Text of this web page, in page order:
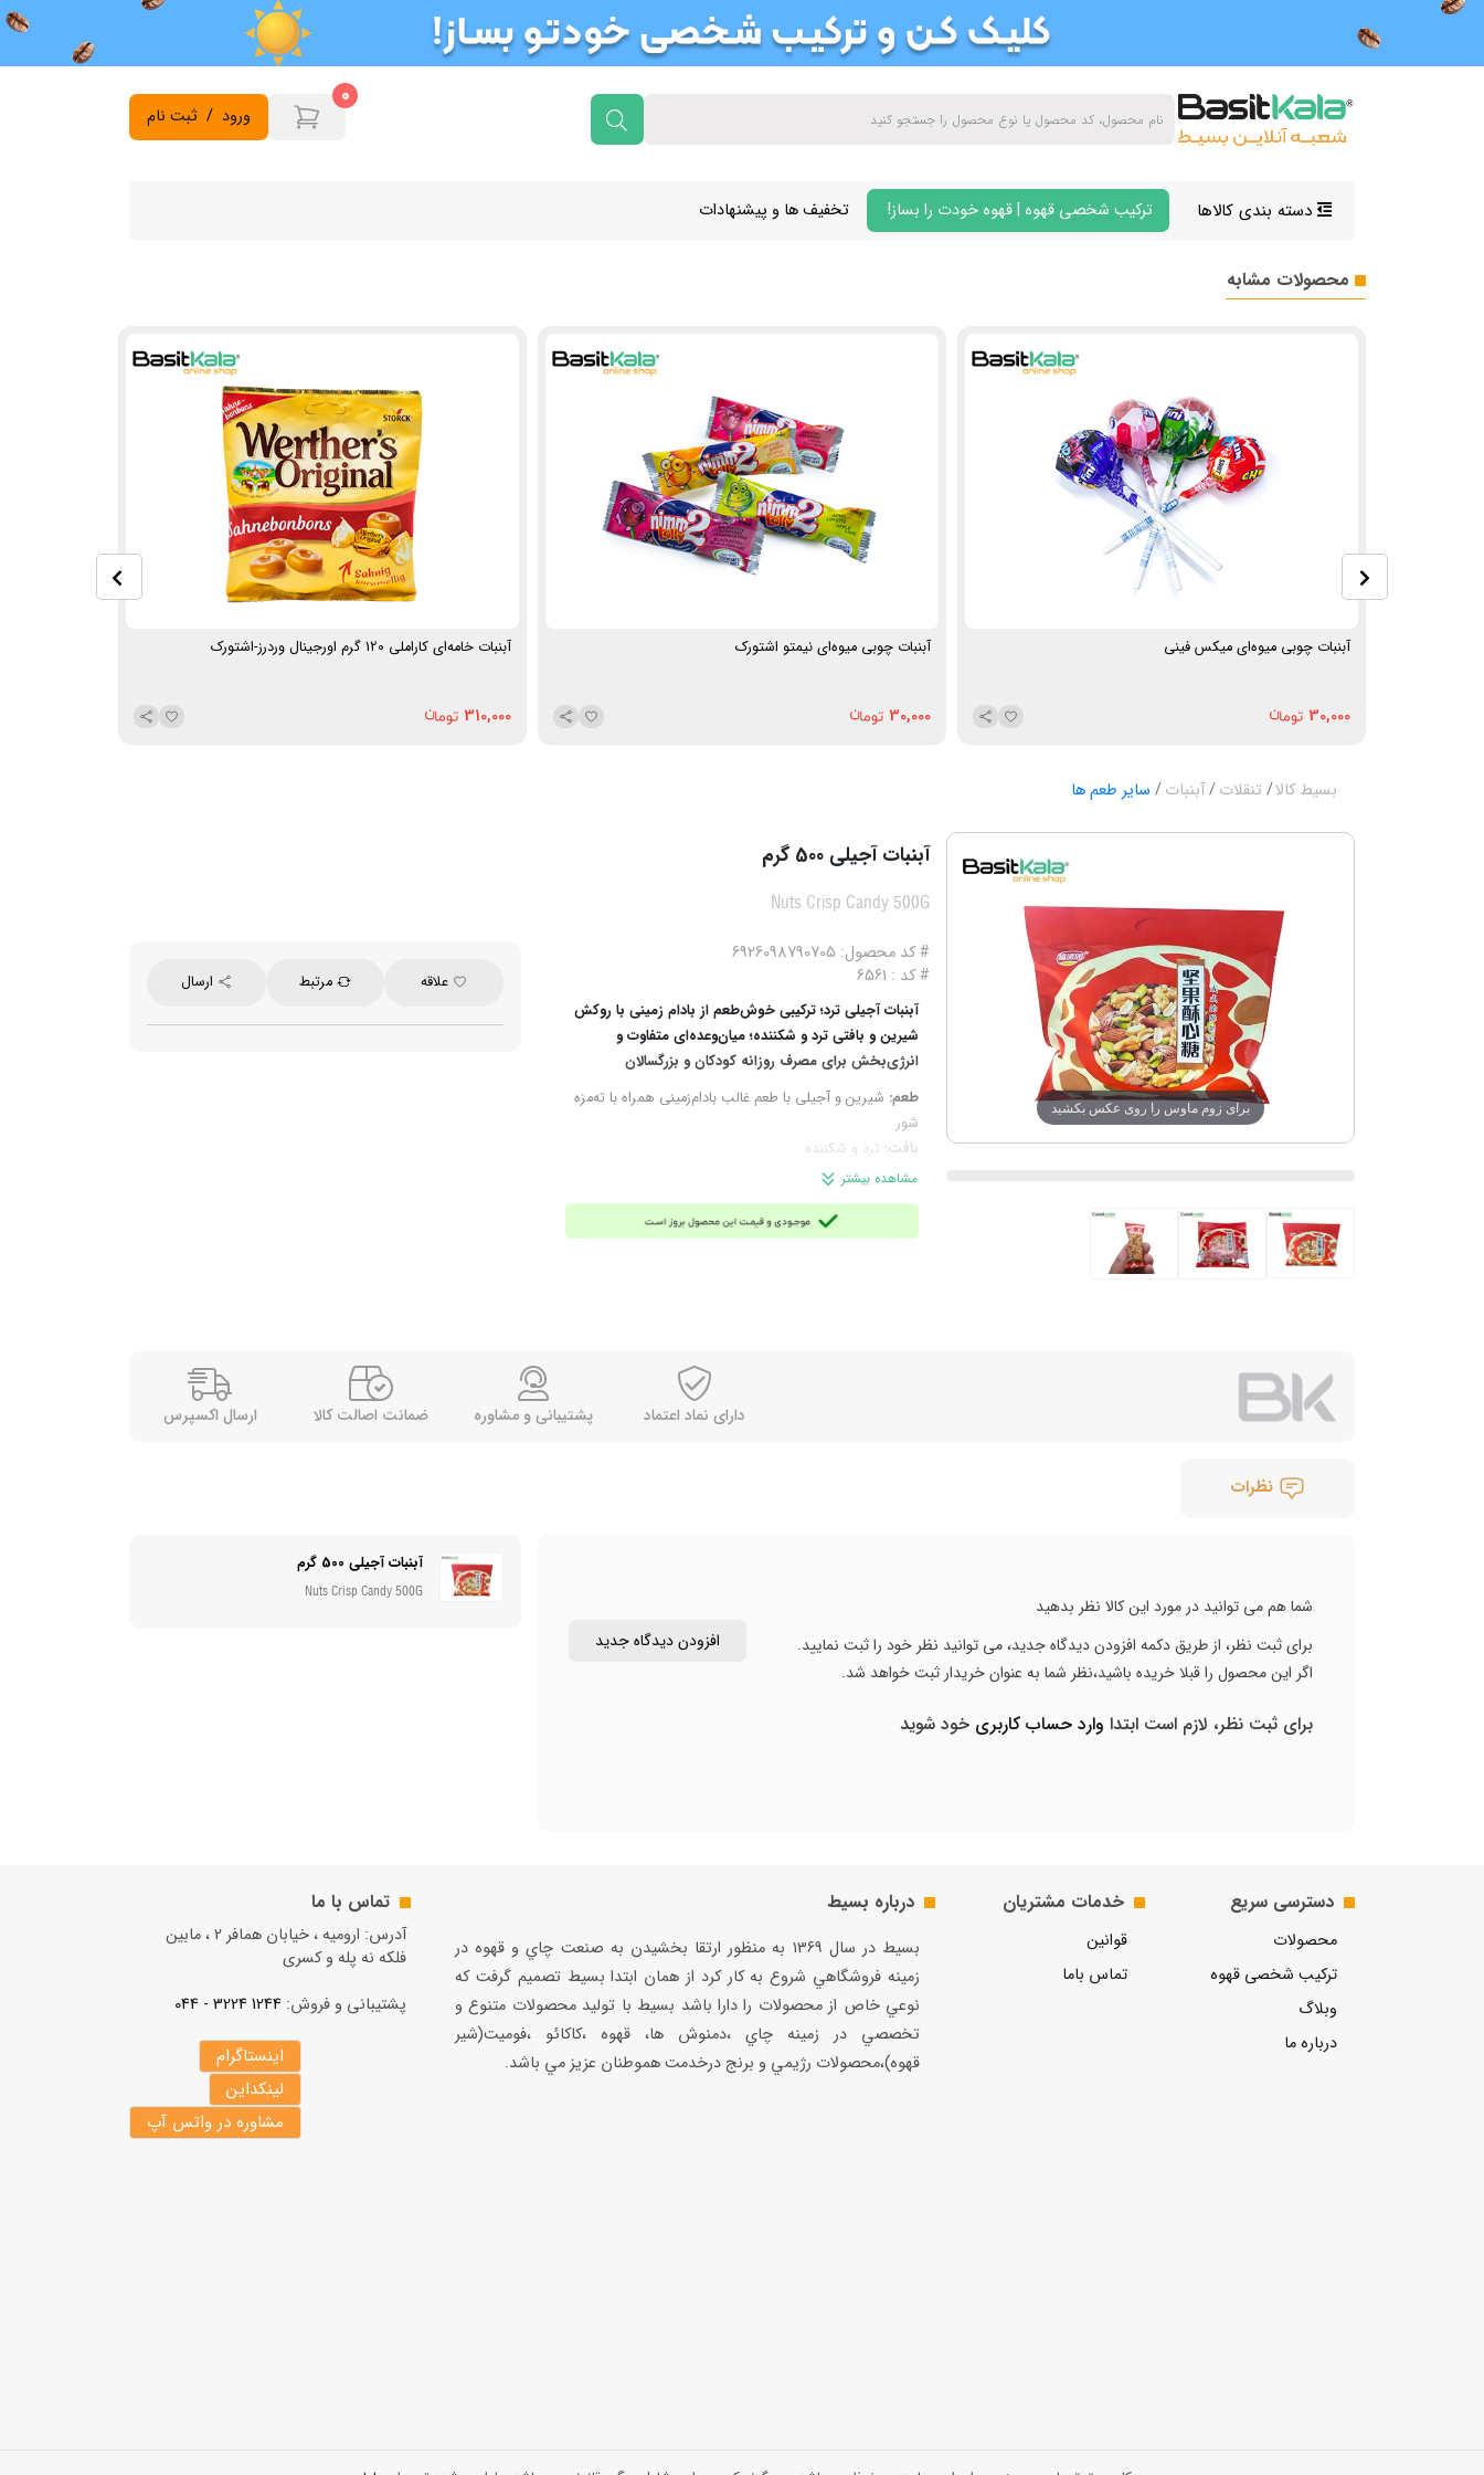
ثبت نام / ورود
0
دسته بندی کالاها ترکیب شخصی قهوه | قهوه خودت را بساز! تخفیف ها و پیشنهادات
محصولات مشابه
آبنبات چوبی میوه‌ای میکس فینی
30,000
آبنبات چوبی میوه‌ای نیمتو اشتورک
30,000
آبنبات خامه‌ای کاراملی 120 گرم اورجینال وردرز-اشتورک
310,000
بسیط کالا تنقلات آبنبات سایر طعم ها
برای زوم ماوس را روی عکس بکشید
آبنبات آجیلی 500 گرم
Nuts Crisp Candy 500G
# کد محصول: 6926098790705
# کد : 6561
آبنبات آجیلی ترد؛ ترکیبی خوش‌طعم از بادام‌ زمینی با روکش
شیرین و بافتی ترد و شکننده؛ میان‌وعده‌ای متفاوت و
انرژی‌بخش برای مصرف روزانه کودکان و بزرگسالان
طعم: شیرین و آجیلی با طعم غالب بادام‌زمینی همراه با ته‌مزه
شور
بافت: ترد و شکننده
چرا انتخاب این محصول؟
خوش‌مزه و متفاوت هستید، این آبنبات آجیلی دقیقاً همان
محصولی است که باید امتحان کنید و خیلی زود به یکی از
میان‌وعده روزانه در خانه و محل کار، پذیرایی،
استفاده در سفر و مصرف همراه چای یا قهوه
مشاهده بیشتر
علاقه مرتبط ارسال
دارای نماد اعتماد پشتیبانی و مشاوره ضمانت اصالت کالا ارسال اکسپرس
نظرات
آبنبات آجیلی 500 گرم
Nuts Crisp Candy 500G
شما هم می توانید در مورد این کالا نظر بدهید
برای ثبت نظر، از طریق دکمه افزودن دیدگاه جدید، می توانید نظر خود را ثبت نمایید.
اگر این محصول را قبلا خریده باشید،نظر شما به عنوان خریدار ثبت خواهد شد.
افزودن دیدگاه جدید
برای ثبت نظر، لازم است ابتدا وارد حساب کاربری خود شوید
دسترسی سریع
محصولات
ترکیب شخصی قهوه
وبلاگ
درباره ما
خدمات مشتریان
قوانین
تماس باما
درباره بسیط
بسيط در سال ۱۳۶۹ به منظور ارتقا بخشيدن به صنعت چاي و قهوه در
زمينه فروشگاهي شروع به كار كرد از همان ابتدا بسيط تصميم گرفت كه
نوعي خاص از محصولات را دارا باشد بسيط با توليد محصولات متنوع و
تخصصي در زمينه چاي ،دمنوش ها، قهوه ،كاكائو ،فوميت(شير
قهوه)،محصولات رژيمي و برنج درخدمت هموطنان عزيز مي باشد.
تماس با ما
آدرس: ارومیه ، خیابان همافر 2 ، مابين
فلكه نه پله و کسری
پشتیبانی و فروش: 1244 3224 - 044
اینستاگرام
لینکداین
مشاوره در واتس آپ